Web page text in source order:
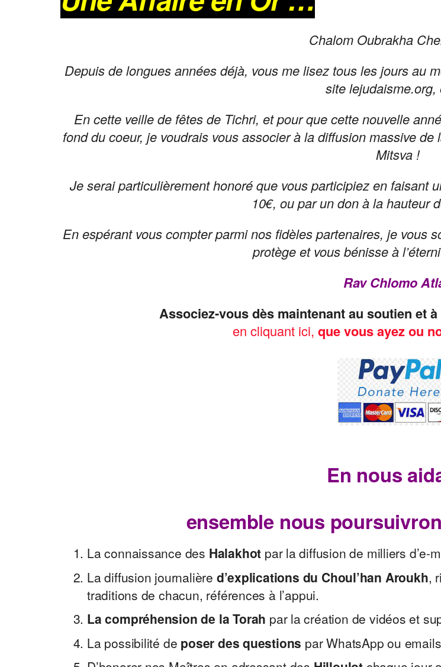
Chalom Oubrakha
Depuis de longues années déjà, vous me lisez tous les jours au
site
En cette veille de fêtes de Tichri, et pour que cette nouvelle
fond du coeur, je voudrais vous associer à la diffusion massive
Mitsva !
Je serai particulièrement honoré que vous participiez en faisant
10€, ou par un don à la hauteur
En espérant vous compter parmi nos fidèles partenaires, je vous
protège et vous bénisse à
Rav Chlomo
Associez-vous dès maintenant au soutien et
en cliquant ici, que vous ayez ou
En nous
ensemble nous
La connaissance des Halakhot par la diffusion de milliers d’e-
La diffusion journalière d’explications du Choul’han Aroukh,
traditions de chacun, références à l’appui.
La compréhension de la Torah par la création de vidéos et
La possibilité de poser des questions par WhatsApp ou